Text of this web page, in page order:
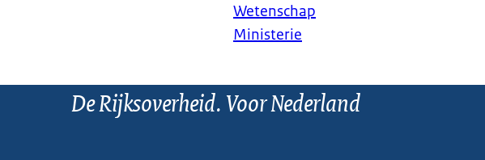
Wetenschap
Ministerie
De Rijksoverheid. Voor Nederland